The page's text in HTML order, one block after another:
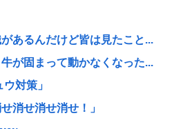
あるんだけど皆は見たこと...
が固まって動かなくなった...
対策」
消せ消せ消せ！」